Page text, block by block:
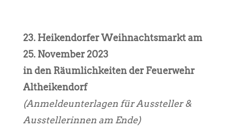
23. Heikendorfer Weihnachtsmarkt am
25. November 2023
in den Räumlichkeiten der Feuerwehr
Altheikendorf
(Anmeldeunterlagen für Aussteller &
Ausstellerinnen am Ende)